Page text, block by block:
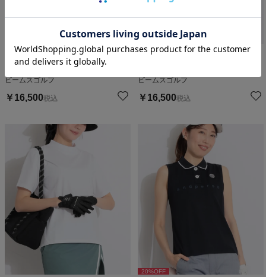
【B.C.THREE】モックネック半
袖プルオーバー
ビームスゴルフ
￥ 16,500税込
【B.C.THREE】モックネック半
ビームスゴルフ
￥ 16,500税込
20%OFF